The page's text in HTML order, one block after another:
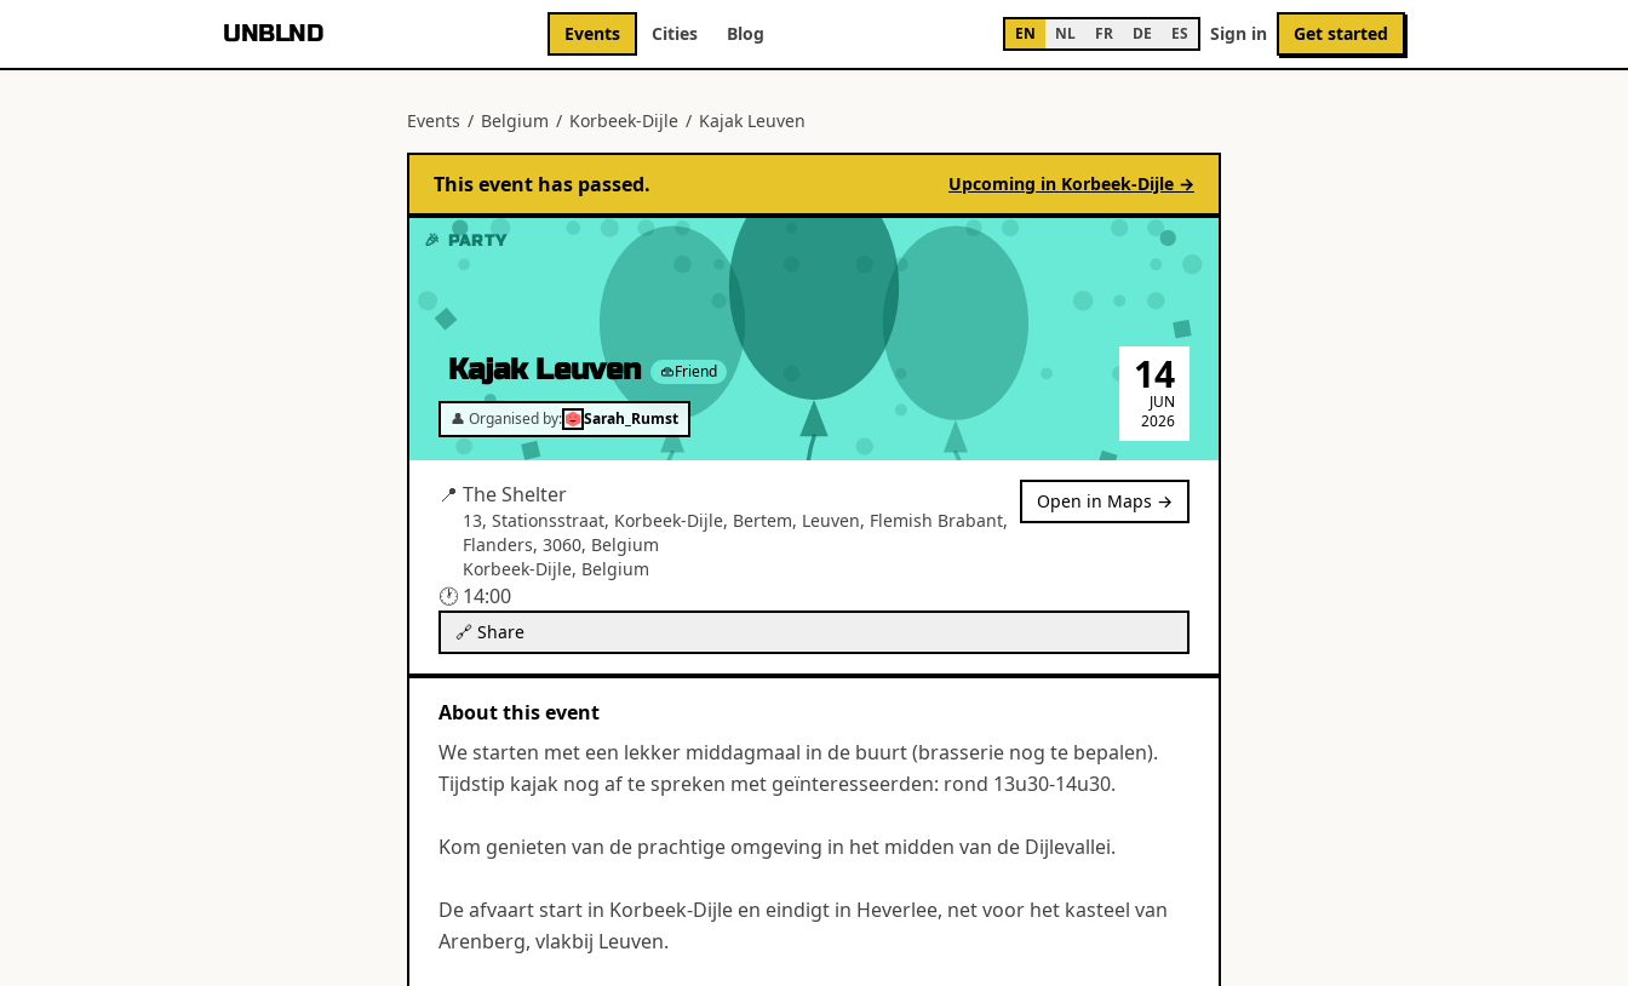
UNBLND Events Cities Blog EN NL FR DE ES Sign in Get started
Events / Belgium / Korbeek-Dijle / Kajak Leuven
This event has passed. Upcoming in Korbeek-Dijle →
🎉 PARTY
Kajak Leuven Friend
👤 Organised by: Sarah_Rumst
14
JUN
2026
📍 The Shelter
13, Stationsstraat, Korbeek-Dijle, Bertem, Leuven, Flemish Brabant,
Flanders, 3060, Belgium
Korbeek-Dijle, Belgium
Open in Maps →
🕐 14:00
🔗 Share
About this event
We starten met een lekker middagmaal in de buurt (brasserie nog te bepalen).
Tijdstip kajak nog af te spreken met geïnteresseerden: rond 13u30-14u30.
Kom genieten van de prachtige omgeving in het midden van de Dijlevallei.
De afvaart start in Korbeek-Dijle en eindigt in Heverlee, net voor het kasteel van
Arenberg, vlakbij Leuven.